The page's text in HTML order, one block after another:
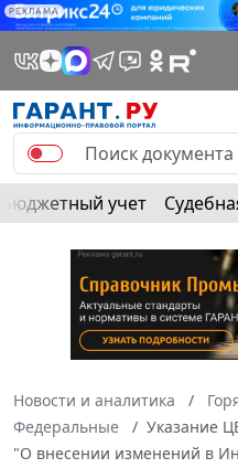
РЕКЛАМА
Бюджетный учет
Новости и аналитика
Федеральные
Указание
"О внесении изменений в